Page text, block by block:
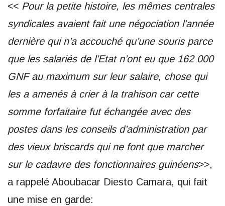
<< Pour la petite histoire, les mêmes centrales
syndicales avaient fait une négociation l’année
dernière qui n’a accouché qu’une souris parce
que les salariés de l’Etat n’ont eu que 162 000
GNF au maximum sur leur salaire, chose qui
les a amenés à crier à la trahison car cette
somme forfaitaire fut échangée avec des
postes dans les conseils d’administration par
des vieux briscards qui ne font que marcher
sur le cadavre des fonctionnaires guinéens>>,
a rappelé Aboubacar Diesto Camara, qui fait
une mise en garde: